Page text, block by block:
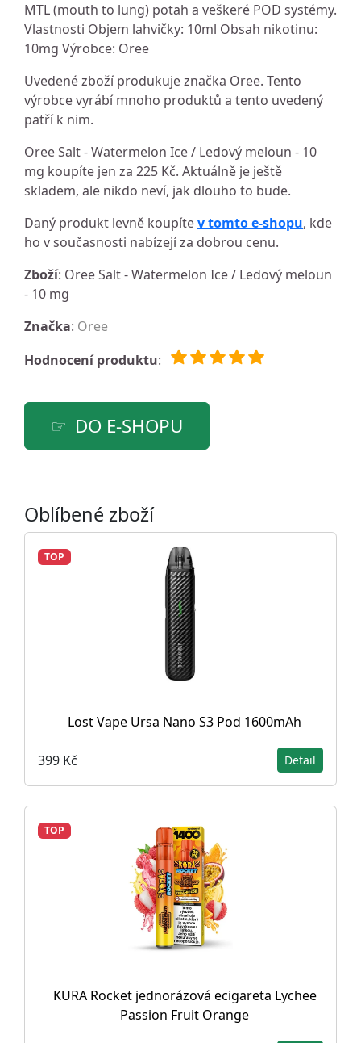
MTL (mouth to lung) potah a veškeré POD systémy.
Vlastnosti Objem lahvičky: 10ml Obsah nikotinu:
10mg Výrobce: Oree
Uvedené zboží produkuje značka Oree. Tento
výrobce vyrábí mnoho produktů a tento uvedený
patří k nim.
Oree Salt - Watermelon Ice / Ledový meloun - 10
mg koupíte jen za 225 Kč. Aktuálně je ještě
skladem, ale nikdo neví, jak dlouho to bude.
Daný produkt levně koupítev tomto e-shopu, kde
ho v současnosti nabízejí za dobrou cenu.
Zboží: Oree Salt - Watermelon Ice / Ledový meloun
- 10 mg
Značka: Oree
Hodnocení produktu:
DO E-SHOPU
Oblíbené zboží
TOP
Lost Vape Ursa Nano S3 Pod 1600mAh
399 Kč Detail
TOP
KURA Rocket jednorázová ecigareta Lychee
Passion Fruit Orange